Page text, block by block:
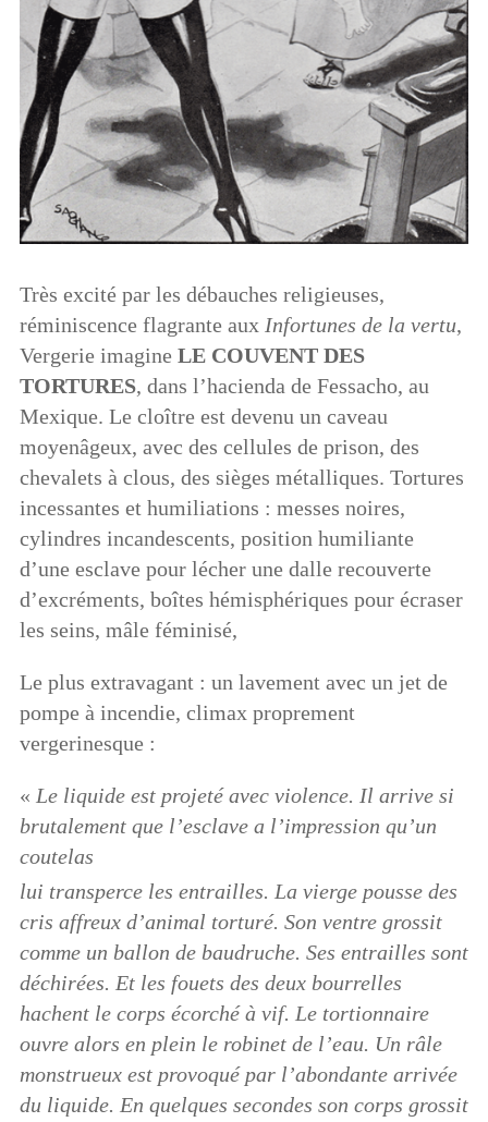
Très excité par les débauches religieuses,
réminiscence flagrante aux Infortunes de la vertu,
Vergerie imagine LE COUVENT DES
TORTURES, dans l’hacienda de Fessacho, au
Mexique. Le cloître est devenu un caveau
moyenâgeux, avec des cellules de prison, des
chevalets à clous, des sièges métalliques. Tortures
incessantes et humiliations : messes noires,
cylindres incandescents, position humiliante
d’une esclave pour lécher une dalle recouverte
d’excréments, boîtes hémisphériques pour écraser
les seins, mâle féminisé,
Le plus extravagant : un lavement avec un jet de
pompe à incendie, climax proprement
vergerinesque :
« Le liquide est projeté avec violence. Il arrive si
brutalement que l’esclave a l’impression qu’un
coutelas
lui transperce les entrailles. La vierge pousse des
cris affreux d’animal torturé. Son ventre grossit
comme un ballon de baudruche. Ses entrailles sont
déchirées. Et les fouets des deux bourrelles
hachent le corps écorché à vif. Le tortionnaire
ouvre alors en plein le robinet de l’eau. Un râle
monstrueux est provoqué par l’abondante arrivée
du liquide. En quelques secondes son corps grossit